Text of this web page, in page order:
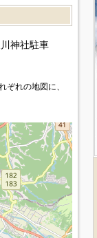
神社駐車
ぞれの地図に、